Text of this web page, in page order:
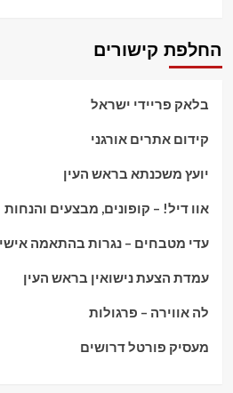
החלפת קישורים
בלאק פריידי ישראל
קידום אתרים אורגני
יועץ משכנתא בראש העין
אוו דיל! – קופונים, מבצעים והנחות
עדי מטבחים – נגרות בהתאמה
עמדת הצעת נישואין בראש העין
לה אווירה – פרגולות
מעסיק פורטל דרושים